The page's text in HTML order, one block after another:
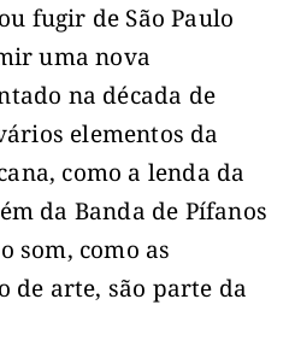
fugir de São Paulo
uma nova
na década de
elementos da
como a lenda da
da Banda de Pífanos
som, como as
de arte, são parte da